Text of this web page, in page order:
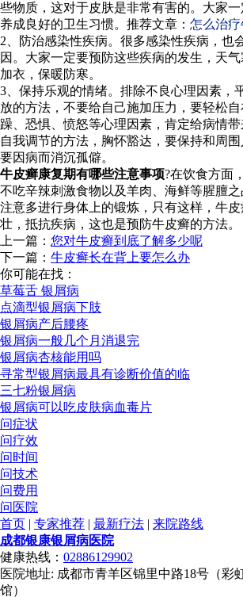
些物质，这对于皮肤是非常有害的。大家一
养成良好的卫生习惯。推荐文章： 怎么治
2、防治感染性疾病。很多感染性疾病，也
因。大家一定要预防这些疾病的发生，天
加衣，保暖防寒。
3、保持乐观的情绪。排除不良心理因素，
放的方法，不要给自己施加压力，要轻松
躁、恐惧、愤怒等心理因素，肯定给病情
自我调节的方法，胸怀豁达，要保持和周
要因病而消沉孤僻。
牛皮癣康复期有哪些注意事项?在饮食方面
不吃辛辣刺激食物以及羊肉、海鲜等腥膻
注意多进行身体上的锻炼，只有这样，牛
壮，抵抗疾病，这也是预防牛皮癣的方法。
上一篇： 您对牛皮癣到底了解多少呢
下一篇： 牛皮癣长在背上要怎么办
你可能在找：
草莓舌 银屑病
点滴型银屑病下肢
银屑病产后腰疼
银屑病一般几个月消退完
银屑病杏核能用吗
寻常型银屑病最具有诊断价值的临
三七粉银屑病
银屑病可以吃皮肤病血毒片
问症状
问疗效
问时间
问技术
问费用
问医院
首页 | 专家推荐 | 最新疗法 | 来院路线
成都银康银屑病医院
健康热线： 02886129902
医院地址: 成都市青羊区锦里中路18号（彩
馆）